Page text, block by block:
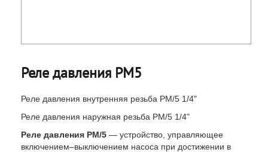
Реле давления РМ5
Реле давления внутренняя резьба РМ/5 1/4"
Реле давления наружная резьба РМ/5 1/4"
Реле давления PM/5 — устройство, управляющее
включением–выключением насоса при достижении в